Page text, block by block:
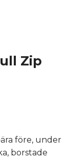
Zip
före, under
borstade